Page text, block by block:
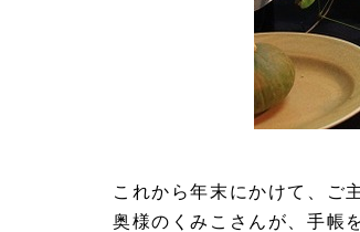
これから年末にかけて、ご
奥様のくみこさんが、手帳